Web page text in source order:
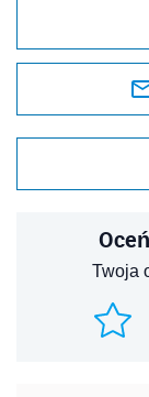
Twoja